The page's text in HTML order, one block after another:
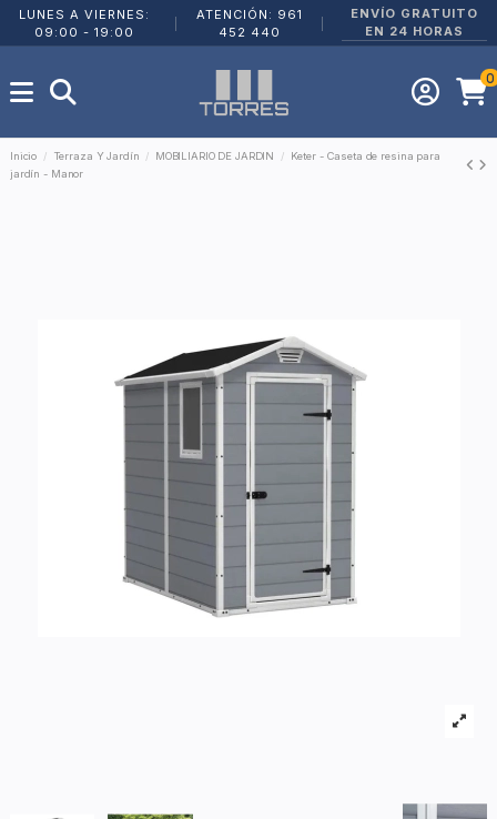
LUNES A VIERNES:
09:00 - 19:00
ATENCIÓN: 961
452 440
ENVÍO GRATUITO
EN 24 HORAS
0
Inicio Terraza Y Jardín MOBILIARIO DE JARDIN
Keter - Caseta de resina para
jardín - Manor